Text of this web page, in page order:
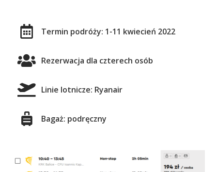
Termin podróży: 1-11 kwiecień 2022
Rezerwacja dla czterech osób
Linie lotnicze: Ryanair
Bagaż: podręczny